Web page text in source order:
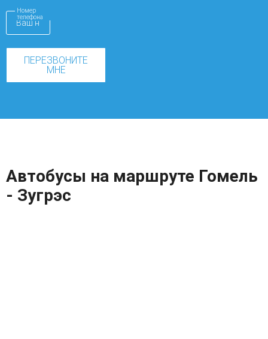
Номер
телефона
ПЕРЕЗВОНИТЕ
МНЕ
Автобусы на маршруте Гомель
- Зугрэс